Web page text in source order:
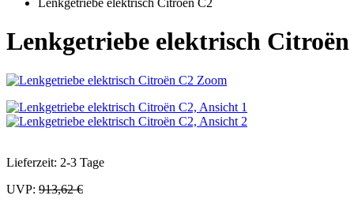
Lenkgetriebe elektrisch Citroën C2
Lenkgetriebe elektrisch Citroën
Zoom
Lieferzeit: 2-3 Tage
UVP: 913,62 €